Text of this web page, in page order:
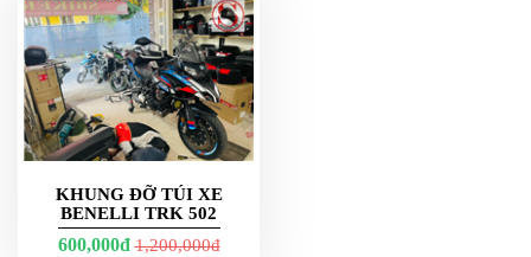
CHƠI
MOTO
PHỤ
KIỆN
MBIKER
HCM
PHẨM
MỚI
KHUNG ĐỠ TÚI XE
BENELLI TRK 502
600,000đ1,200,000đ